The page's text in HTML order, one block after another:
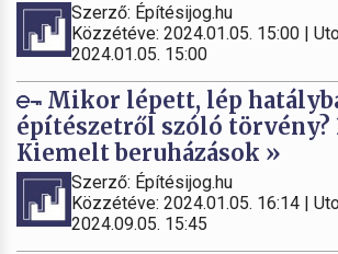
Szerző: Építésijog.hu
Közzétéve: 2024.01.05. 15:00 |
2024.01.05. 15:00
Mikor lépett, lép
építészetről szóló törvény?
Kiemelt beruházások »
Szerző: Építésijog.hu
Közzétéve: 2024.01.05. 16:14 |
2024.09.05. 15:45